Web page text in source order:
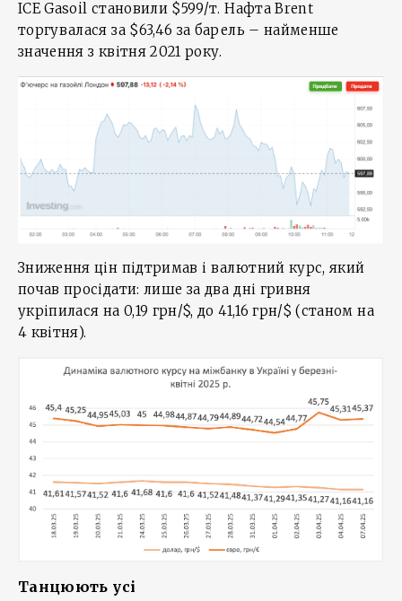
ICE Gasoil становили $599/т. Нафта Brent
торгувалася за $63,46 за барель – найменше
значення з квітня 2021 року.
Зниження цін підтримав і валютний курс, який
почав просідати: лише за два дні гривня
укріпилася на 0,19 грн/$, до 41,16 грн/$ (станом на
4 квітня).
Танцюють усі